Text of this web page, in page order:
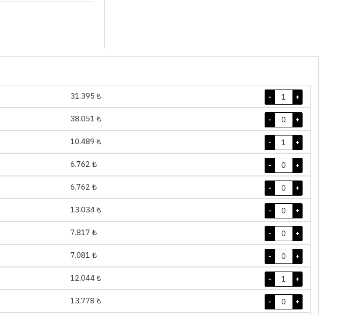
31.395 ₺ +
-
38.051 ₺ +
-
10.489 ₺ +
-
6.762 ₺ +
-
6.762 ₺ +
-
13.034 ₺ +
-
7.817 ₺ +
-
7.081 ₺ +
-
12.044 ₺ +
-
13.778 ₺ +
-